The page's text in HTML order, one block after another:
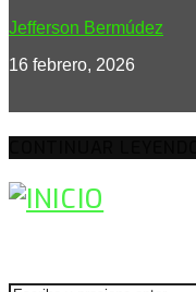
Jefferson Bermúdez
16 febrero, 2026